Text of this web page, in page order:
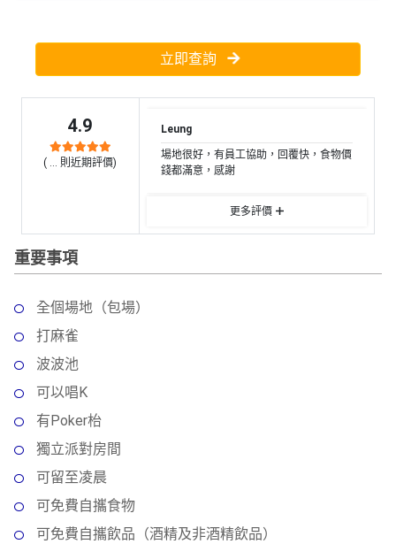
場
地
佈
即
煮
列
聚
會
及
拖
餐
廳
BBQ
活
動
動
神
器
立即查詢
4.9
( 則近期評價)
Leung
場地很好，有員工協助，回覆快，食物價
錢都滿意，感謝
更多評價
重要事項
全個場地（包場）
打麻雀
波波池
可以唱K
有Poker枱
獨立派對房間
可留至凌晨
可免費自攜食物
可免費自攜飲品（酒精及非酒精飲品）